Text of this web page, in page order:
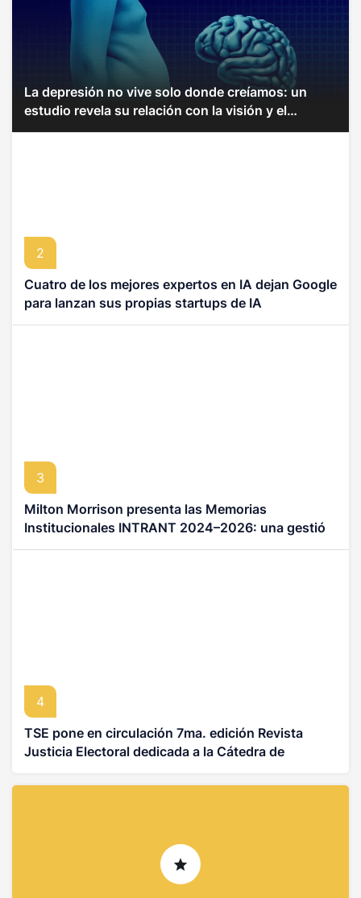
La depresión no vive solo donde creíamos: un
estudio revela su relación con la visión y el
movimiento del cuerpo
2
Cuatro de los mejores expertos en IA dejan Google
para lanzan sus propias startups de IA
3
Milton Morrison presenta las Memorias
Institucionales INTRANT 2024–2026: una gestión
de transparencia, eficiencia y transformación
4
TSE pone en circulación 7ma. edición Revista
Justicia Electoral dedicada a la Cátedra de